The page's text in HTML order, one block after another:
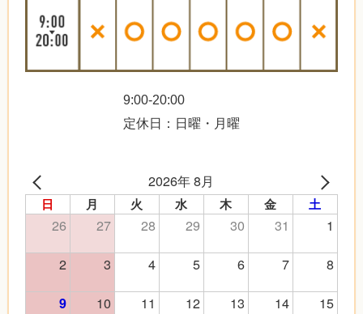
9:00-20:00
定休日：日曜・月曜
2026年 8月
日 月 火 水 木 金 土
26 27 28 29 30 31
1
2
3 4 5 6 7 8
9 10 11 12 13 14
15